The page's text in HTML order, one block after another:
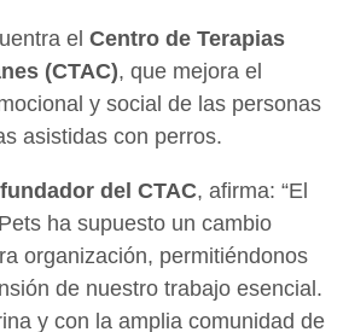
el Centro de Terapias
(CTAC), que mejora el
y social de las personas
asistidas con perros.
del CTAC, afirma: “El
ha supuesto un cambio
organización, permitiéndonos
de nuestro trabajo esencial.
y con la amplia comunidad de